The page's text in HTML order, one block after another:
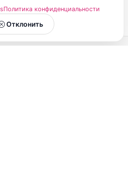
Политика конфиденциальности
Отклонить